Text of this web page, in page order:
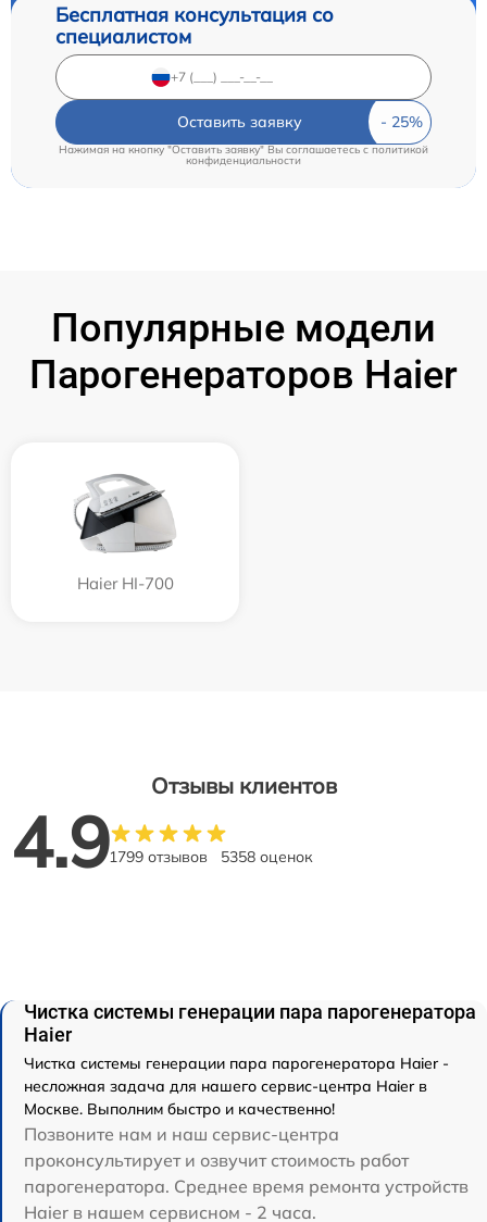
Бесплатная консультация со
специалистом
Оставить заявку
Нажимая на кнопку "Оставить заявку" Вы соглашаетесь cполитикой
конфиденциальности
Популярные модели
Парогенераторов Haier
Haier HI-700
Отзывы клиентов
4.91799 отзывов 5358 оценок
Чистка системы генерации пара парогенератора
Haier
Чистка системы генерации пара парогенератора Haier -
несложная задача для нашего сервис-центра Haier в
Москве. Выполним быстро и качественно!
Позвоните нам и наш сервис-центра
проконсультирует и озвучит стоимость работ
парогенератора. Среднее время ремонта устройств
Haier в нашем сервисном - 2 часа.